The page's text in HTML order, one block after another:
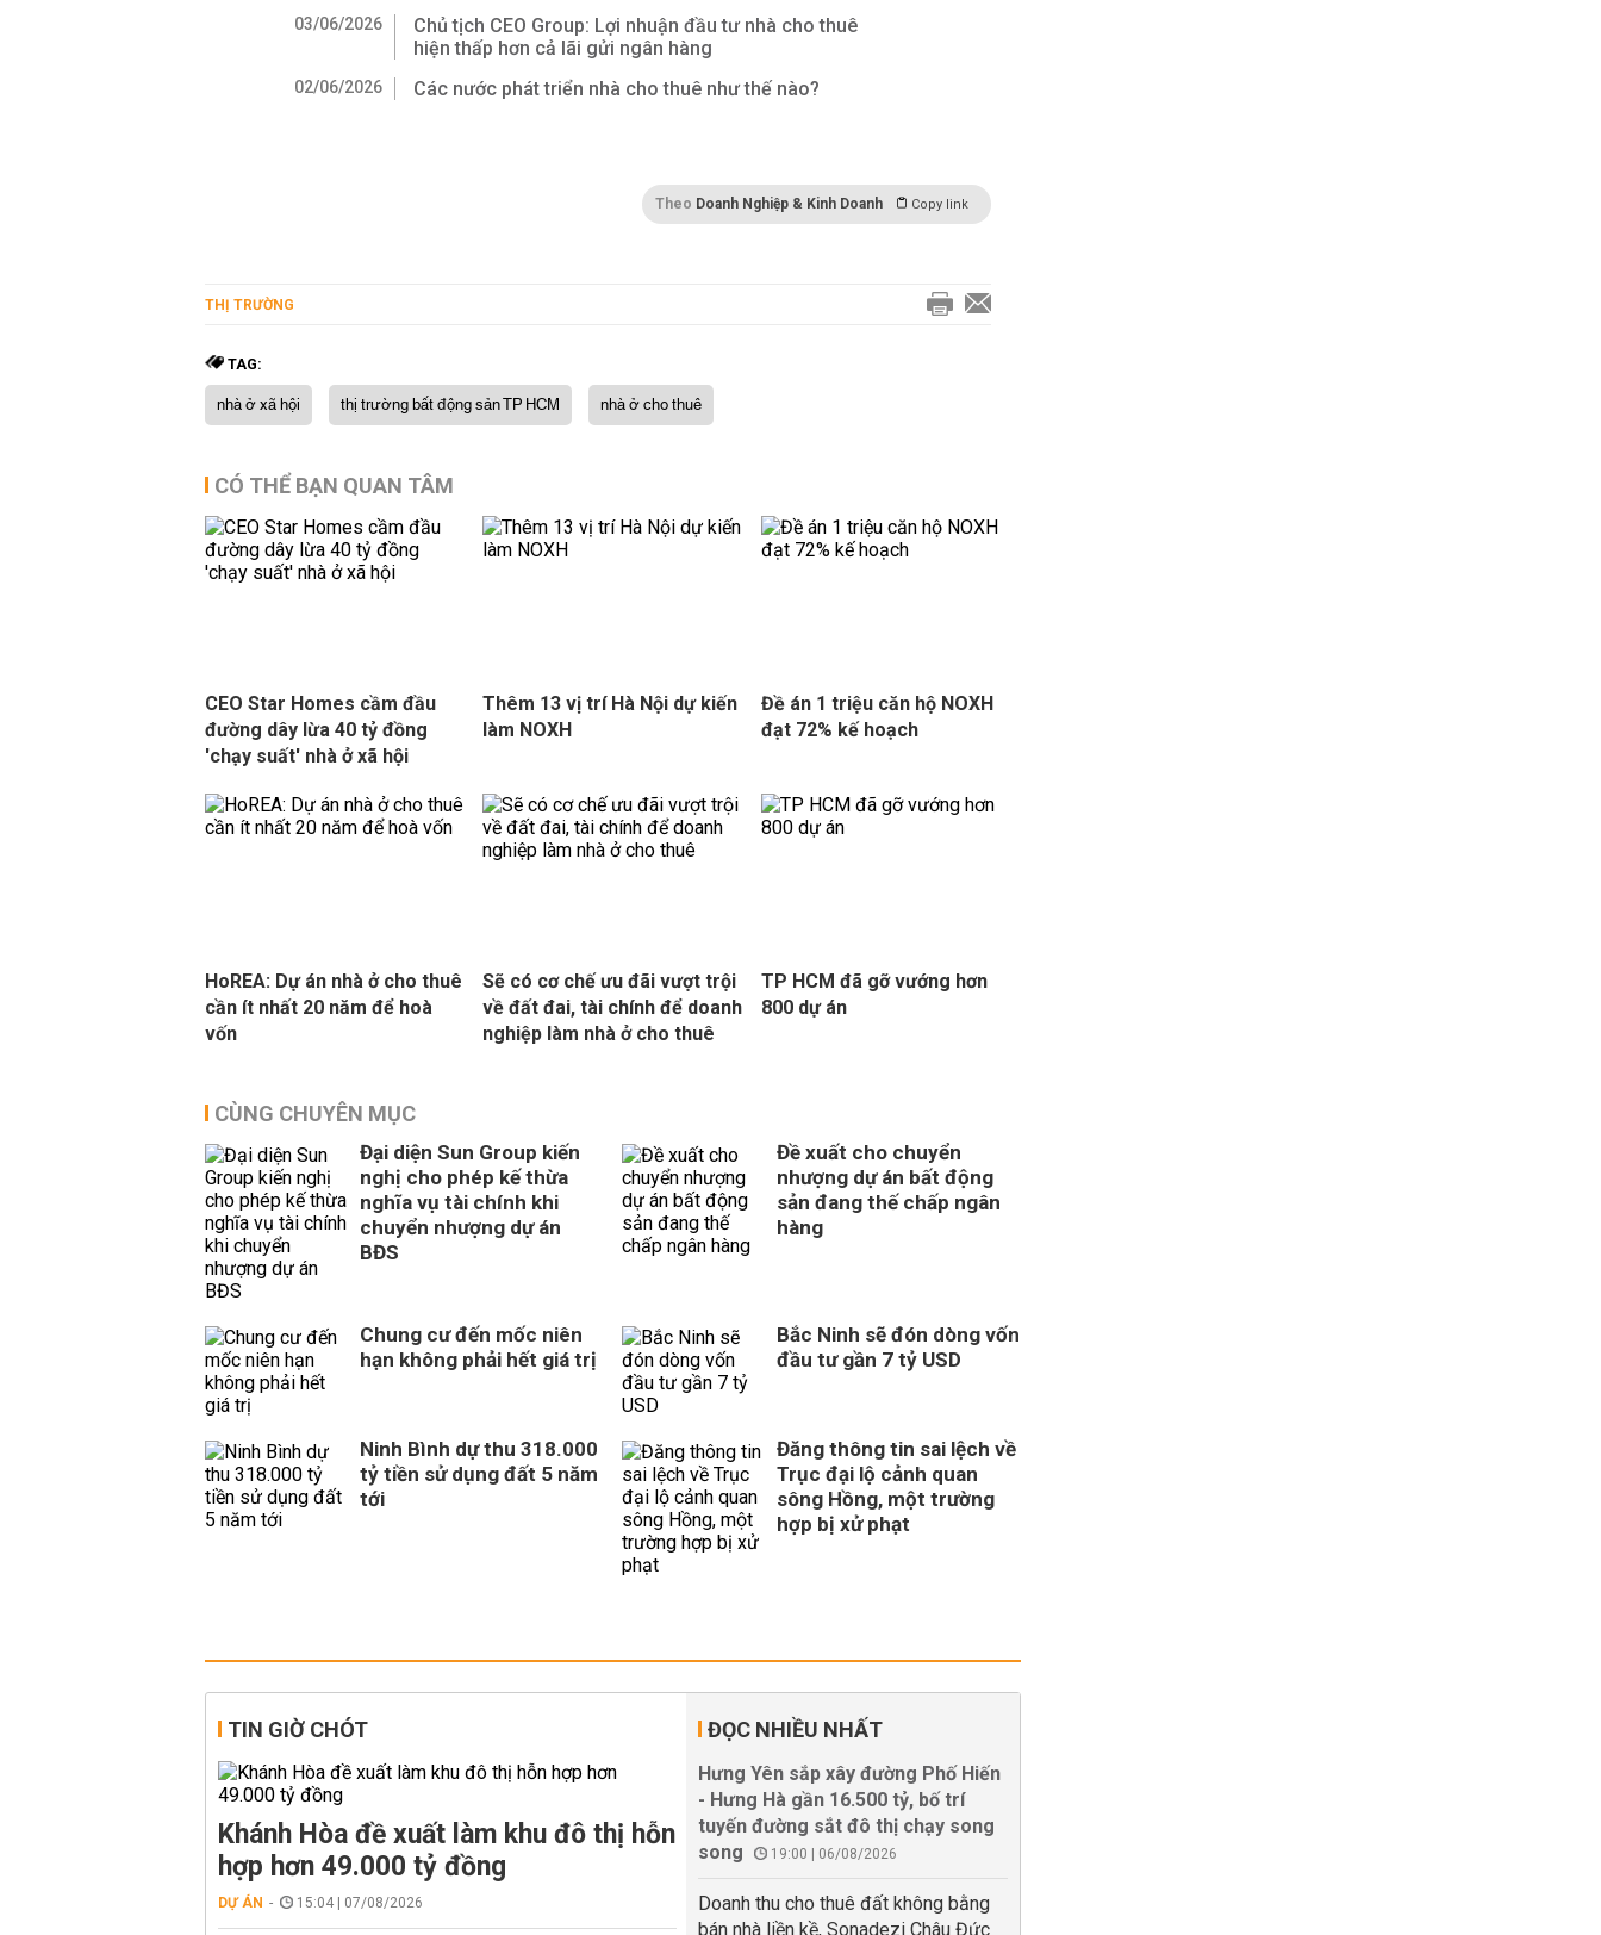
03/06/2026
Chủ tịch CEO Group: Lợi nhuận đầu tư nhà cho thuê
hiện thấp hơn cả lãi gửi ngân hàng
02/06/2026 Các nước phát triển nhà cho thuê như thế nào?
Theo Doanh Nghiệp & Kinh Doanh Copy link
THỊ TRƯỜNG
TAG:
nhà ở xã hội thị trường bất động sản TP HCM nhà ở cho thuê
CÓ THỂ BẠN QUAN TÂM
CEO Star Homes cầm đầu
đường dây lừa 40 tỷ đồng
'chạy suất' nhà ở xã hội
Thêm 13 vị trí Hà Nội dự kiến
làm NOXH
Đề án 1 triệu căn hộ NOXH
đạt 72% kế hoạch
HoREA: Dự án nhà ở cho thuê
cần ít nhất 20 năm để hoà
vốn
Sẽ có cơ chế ưu đãi vượt trội
về đất đai, tài chính để doanh
nghiệp làm nhà ở cho thuê
TP HCM đã gỡ vướng hơn
800 dự án
CÙNG CHUYÊN MỤC
Đại diện Sun Group kiến
nghị cho phép kế thừa
nghĩa vụ tài chính khi
chuyển nhượng dự án
BĐS
Đề xuất cho chuyển
nhượng dự án bất động
sản đang thế chấp ngân
hàng
Chung cư đến mốc niên
hạn không phải hết giá trị
Bắc Ninh sẽ đón dòng vốn
đầu tư gần 7 tỷ USD
Ninh Bình dự thu 318.000
tỷ tiền sử dụng đất 5 năm
tới
Đăng thông tin sai lệch về
Trục đại lộ cảnh quan
sông Hồng, một trường
hợp bị xử phạt
TIN GIỜ CHÓT
Khánh Hòa đề xuất làm khu đô thị hỗn
hợp hơn 49.000 tỷ đồng
DỰ ÁN 15:04 | 07/08/2026
ĐỌC NHIỀU NHẤT
Hưng Yên sắp xây đường Phố Hiến
- Hưng Hà gần 16.500 tỷ, bố trí
tuyến đường sắt đô thị chạy song
song
19:00 | 06/08/2026
Doanh thu cho thuê đất không bằng
bán nhà liền kề, Sonadezi Châu Đức